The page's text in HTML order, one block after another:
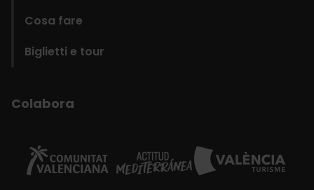
Cosa fare
Biglietti e tour
Colabora